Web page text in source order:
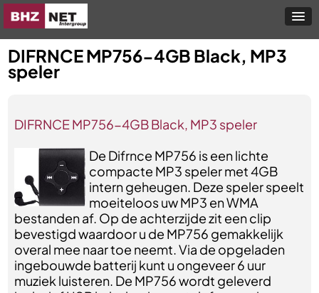
DIFRNCE MP756-4GB Black, MP3
speler
DIFRNCE MP756-4GB Black, MP3 speler
De Difrnce MP756 is een lichte
compacte MP3 speler met 4GB
intern geheugen. Deze speler speelt
moeiteloos uw MP3 en WMA
bestanden af. Op de achterzijde zit een clip
bevestigd waardoor u de MP756 gemakkelijk
overal mee naar toe neemt. Via de opgeladen
ingebouwde batterij kunt u ongeveer 6 uur
muziek luisteren. De MP756 wordt geleverd